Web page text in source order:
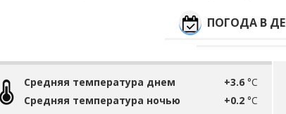
ПОГОДА В
Средняя температура днем
Средняя температура ночью
+3.6 °C
+0.2 °C